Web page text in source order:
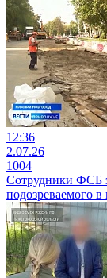
12:36
2.07.26
1004
Сотрудники ФСБ
подозреваемого